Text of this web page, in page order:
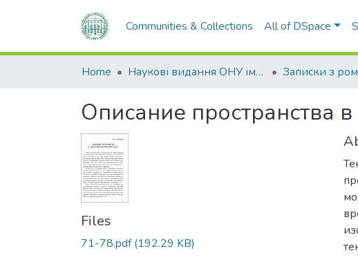
Communities & Collections All of DSpace
Home Наукові видання ОНУ імені І. І. Мечникова
Описание пространства
Files
71-78.pdf(192.29 KB)